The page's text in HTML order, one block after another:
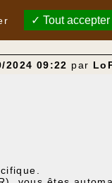
2024 09:22 par
Tout accepter